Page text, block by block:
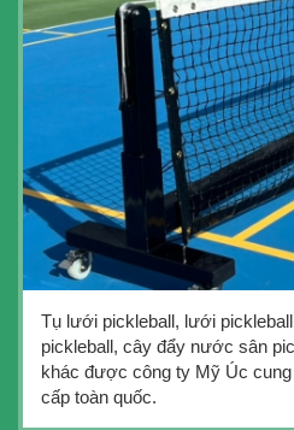
Tụ lưới pickleball, lưới
pickleball, cây đẩy nước sân
khác được công ty Mỹ Úc
cấp toàn quốc.